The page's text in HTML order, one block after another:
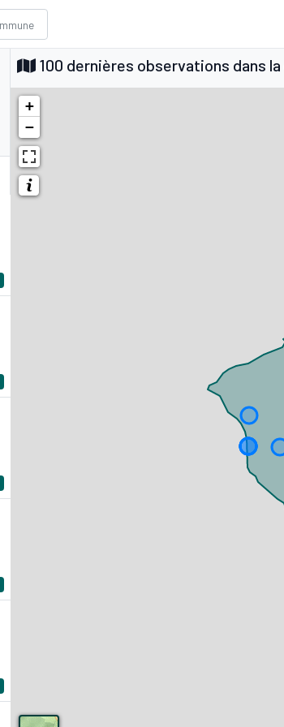
100 dernières observations dans la
+
−